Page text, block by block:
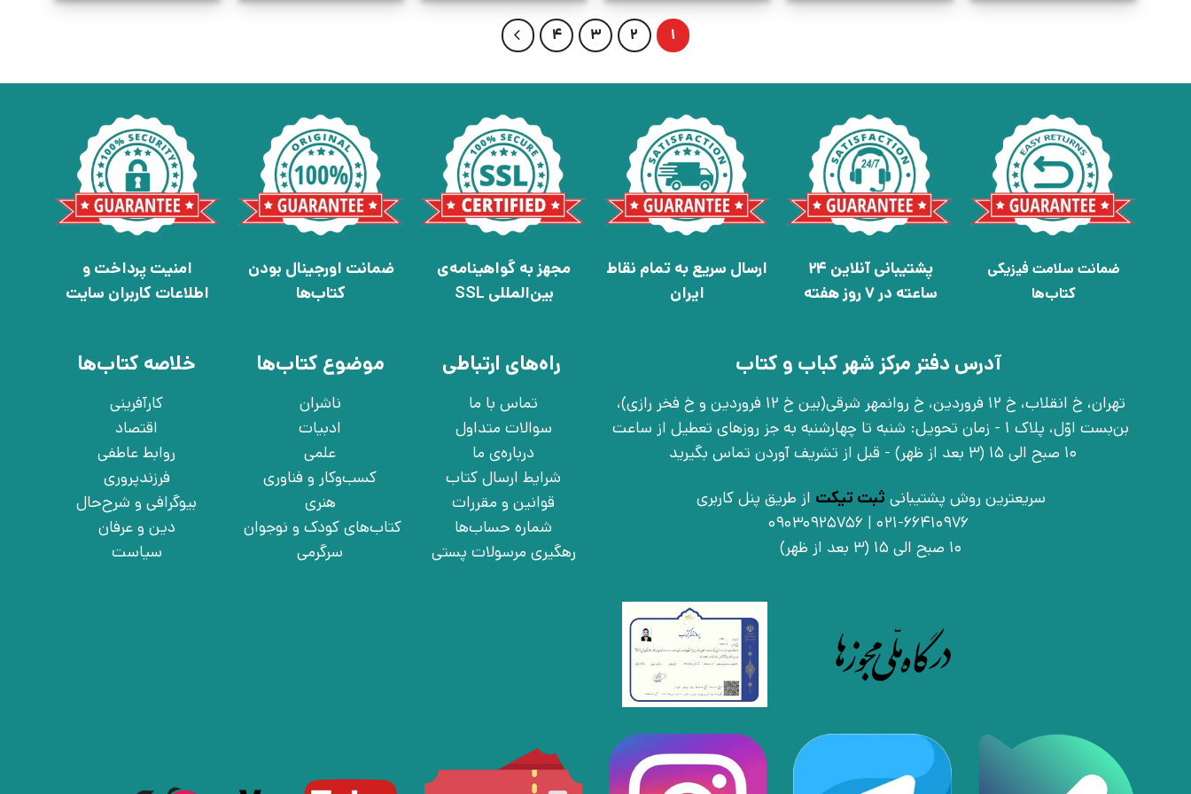
1
2
3
4
ضمانت سلامت فیزیکی
کتاب‌ها
پشتیبانی آنلاین 24
ساعته در 7 روز هفته
ارسال سریع به تمام نقاط
ایران
مجهز به گواهینامه‌ی
بین‌المللی SSL
ضمانت اورجینال بودن
کتاب‌ها
امنیت پرداخت و
اطلاعات کاربران سایت
آدرس دفتر مرکز شهر کباب و کتاب
تهران، خ انقلاب، خ 12 فروردین، خ روانمهر شرقی(بین خ 12 فروردین و خ فخر رازی)،
بن‌بست اوّل، پلاک 1 - زمان تحویل: شنبه تا چهارشنبه به جز روزهای تعطیل از ساعت
10 صبح الی 15 (3 بعد از ظهر) - قبل از تشریف آوردن تماس بگیرید
سریعترین روش پشتیبانی ثبت تیکت از طریق پنل کاربری
10 صبح الی 15 (3 بعد از ظهر)
راه‌های ارتباطی
تماس با ما
سوالات متداول
درباره‌ی ما
شرایط ارسال کتاب
قوانین و مقررات
شماره حساب‌ها
رهگیری مرسولات پستی
موضوع کتاب‌ها
ناشران
ادبیات
علمی
کسب‌وکار و فناوری
هنری
کتاب‌های کودک و نوجوان
سرگرمی
خلاصه کتاب‌ها
کارآفرینی
اقتصاد
روابط عاطفی
فرزندپروری
بیوگرافی و شرح‌حال
دین و عرفان
سیاست